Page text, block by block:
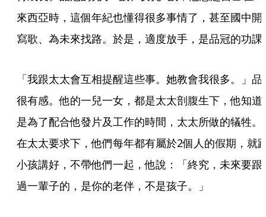
來西亞時，這個年紀也懂得很多事情了，甚至國中開
寫歌、為未來找路。於是，適度放手，是品冠的功課
「我跟太太會互相提醒這些事。她教會我很多。」品
很有感。他的一兒一女，都是太太剖腹生下，他知道
是為了配合他發片及工作的時間，太太所做的犠牲。
在太太要求下，他們每年都有屬於2個人的假期，就
小孩講好，不帶他們一起，他說：「終究，未來要跟
過一輩子的，是你的老伴，不是孩子。」